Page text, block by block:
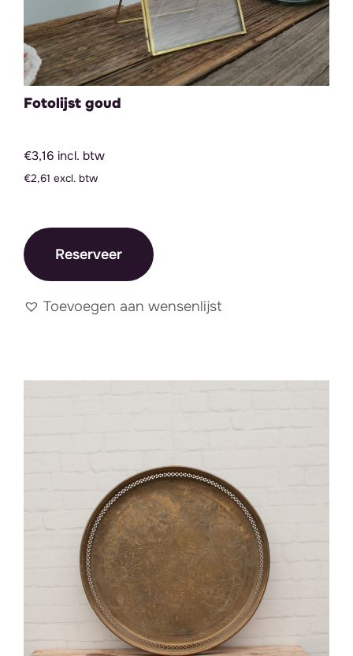
Fotolijst goud
€3,16 incl. btw
€2,61 excl. btw
Reserveer
Toevoegen aan wensenlijst